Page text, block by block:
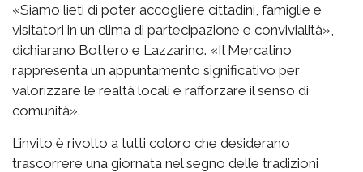
«Siamo lieti di poter accogliere cittadini, famiglie e
visitatori in un clima di partecipazione e convivialità»,
dichiarano Bottero e Lazzarino. «Il Mercatino
rappresenta un appuntamento significativo per
valorizzare le realtà locali e rafforzare il senso di
comunità».
L’invito è rivolto a tutti coloro che desiderano
trascorrere una giornata nel segno delle tradizioni